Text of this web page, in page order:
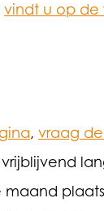
vindt u op de
, vraag